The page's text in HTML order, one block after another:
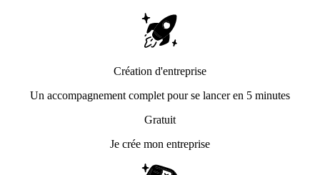
Création d'entreprise
Un accompagnement complet pour se lancer en 5 minutes
Gratuit
Je crée mon entreprise